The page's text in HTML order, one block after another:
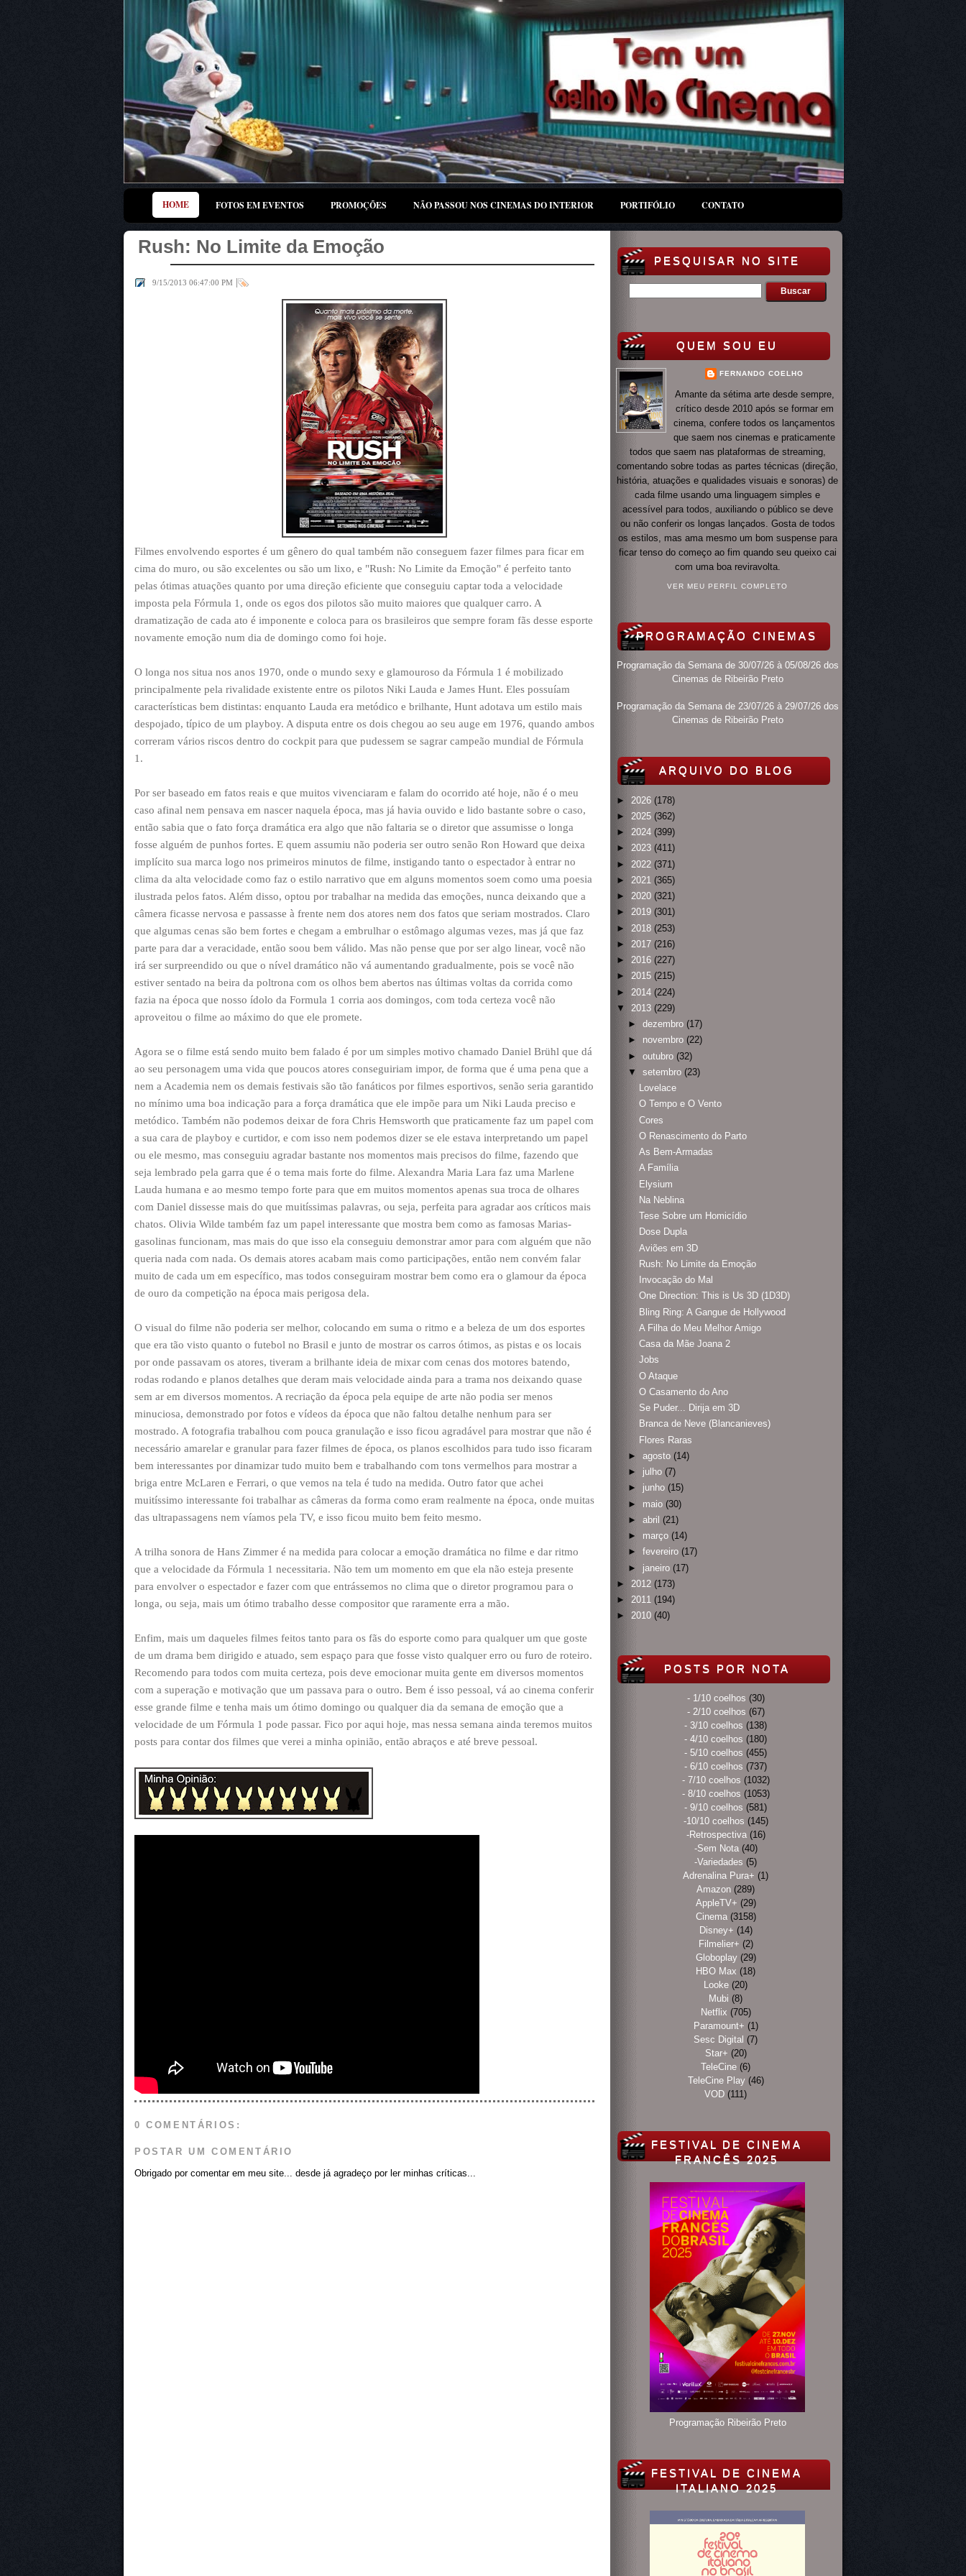
HOME FOTOS EM EVENTOS PROMOÇÕES NÃO PASSOU NOS CINEMAS DO INTERIOR PORTIFÓLIO CONTATO
Rush: No Limite da Emoção
9/15/2013 06:47:00 PM |
Filmes envolvendo esportes é um gênero do qual também não conseguem fazer filmes para ficar em
cima do muro, ou são excelentes ou são um lixo, e "Rush: No Limite da Emoção" é perfeito tanto
pelas ótimas atuações quanto por uma direção eficiente que conseguiu captar toda a velocidade
imposta pela Fórmula 1, onde os egos dos pilotos são muito maiores que qualquer carro. A
dramatização de cada ato é imponente e coloca para os brasileiros que sempre foram fãs desse esporte
novamente emoção num dia de domingo como foi hoje.
O longa nos situa nos anos 1970, onde o mundo sexy e glamouroso da Fórmula 1 é mobilizado
principalmente pela rivalidade existente entre os pilotos Niki Lauda e James Hunt. Eles possuíam
características bem distintas: enquanto Lauda era metódico e brilhante, Hunt adotava um estilo mais
despojado, típico de um playboy. A disputa entre os dois chegou ao seu auge em 1976, quando ambos
correram vários riscos dentro do cockpit para que pudessem se sagrar campeão mundial de Fórmula
1.
Por ser baseado em fatos reais e que muitos vivenciaram e falam do ocorrido até hoje, não é o meu
caso afinal nem pensava em nascer naquela época, mas já havia ouvido e lido bastante sobre o caso,
então sabia que o fato força dramática era algo que não faltaria se o diretor que assumisse o longa
fosse alguém de punhos fortes. E quem assumiu não poderia ser outro senão Ron Howard que deixa
implícito sua marca logo nos primeiros minutos de filme, instigando tanto o espectador à entrar no
clima da alta velocidade como faz o estilo narrativo que em alguns momentos soem como uma poesia
ilustrada pelos fatos. Além disso, optou por trabalhar na medida das emoções, nunca deixando que a
câmera ficasse nervosa e passasse à frente nem dos atores nem dos fatos que seriam mostrados. Claro
que algumas cenas são bem fortes e chegam a embrulhar o estômago algumas vezes, mas já que faz
parte para dar a veracidade, então soou bem válido. Mas não pense que por ser algo linear, você não
irá ser surpreendido ou que o nível dramático não vá aumentando gradualmente, pois se você não
estiver sentado na beira da poltrona com os olhos bem abertos nas últimas voltas da corrida como
fazia na época que nosso ídolo da Formula 1 corria aos domingos, com toda certeza você não
aproveitou o filme ao máximo do que ele promete.
Agora se o filme está sendo muito bem falado é por um simples motivo chamado Daniel Brühl que dá
ao seu personagem uma vida que poucos atores conseguiriam impor, de forma que é uma pena que a
nem a Academia nem os demais festivais são tão fanáticos por filmes esportivos, senão seria garantido
no mínimo uma boa indicação para a força dramática que ele impõe para um Niki Lauda preciso e
metódico. Também não podemos deixar de fora Chris Hemsworth que praticamente faz um papel com
a sua cara de playboy e curtidor, e com isso nem podemos dizer se ele estava interpretando um papel
ou ele mesmo, mas conseguiu agradar bastante nos momentos mais precisos do filme, fazendo que
seja lembrado pela garra que é o tema mais forte do filme. Alexandra Maria Lara faz uma Marlene
Lauda humana e ao mesmo tempo forte para que em muitos momentos apenas sua troca de olhares
com Daniel dissesse mais do que muitíssimas palavras, ou seja, perfeita para agradar aos críticos mais
chatos. Olivia Wilde também faz um papel interessante que mostra bem como as famosas Marias-
gasolinas funcionam, mas mais do que isso ela conseguiu demonstrar amor para com alguém que não
queria nada com nada. Os demais atores acabam mais como participações, então nem convém falar
muito de cada um em específico, mas todos conseguiram mostrar bem como era o glamour da época
de ouro da competição na época mais perigosa dela.
O visual do filme não poderia ser melhor, colocando em suma o ritmo e a beleza de um dos esportes
que era tão visto quanto o futebol no Brasil e junto de mostrar os carros ótimos, as pistas e os locais
por onde passavam os atores, tiveram a brilhante ideia de mixar com cenas dos motores batendo,
rodas rodando e planos detalhes que deram mais velocidade ainda para a trama nos deixando quase
sem ar em diversos momentos. A recriação da época pela equipe de arte não podia ser menos
minuciosa, demonstrado por fotos e vídeos da época que não faltou detalhe nenhum para ser
mostrado. A fotografia trabalhou com pouca granulação e isso ficou agradável para mostrar que não é
necessário amarelar e granular para fazer filmes de época, os planos escolhidos para tudo isso ficaram
bem interessantes por dinamizar tudo muito bem e trabalhando com tons vermelhos para mostrar a
briga entre McLaren e Ferrari, o que vemos na tela é tudo na medida. Outro fator que achei
muitíssimo interessante foi trabalhar as câmeras da forma como eram realmente na época, onde muitas
das ultrapassagens nem víamos pela TV, e isso ficou muito bem feito mesmo.
A trilha sonora de Hans Zimmer é na medida para colocar a emoção dramática no filme e dar ritmo
que a velocidade da Fórmula 1 necessitaria. Não tem um momento em que ela não esteja presente
para envolver o espectador e fazer com que entrássemos no clima que o diretor programou para o
longa, ou seja, mais um ótimo trabalho desse compositor que raramente erra a mão.
Enfim, mais um daqueles filmes feitos tanto para os fãs do esporte como para qualquer um que goste
de um drama bem dirigido e atuado, sem espaço para que fosse visto qualquer erro ou furo de roteiro.
Recomendo para todos com muita certeza, pois deve emocionar muita gente em diversos momentos
com a superação e motivação que um passava para o outro. Bem é isso pessoal, vá ao cinema conferir
esse grande filme e tenha mais um ótimo domingo ou qualquer dia da semana de emoção que a
velocidade de um Fórmula 1 pode passar. Fico por aqui hoje, mas nessa semana ainda teremos muitos
posts para contar dos filmes que verei a minha opinião, então abraços e até breve pessoal.
0 COMENTÁRIOS:
POSTAR UM COMENTÁRIO
Obrigado por comentar em meu site... desde já agradeço por ler minhas críticas...
PESQUISAR NO SITE
QUEM SOU EU
FERNANDO COELHO
Amante da sétima arte desde sempre,
crítico desde 2010 após se formar em
cinema, confere todos os lançamentos
que saem nos cinemas e praticamente
todos que saem nas plataformas de streaming,
comentando sobre todas as partes técnicas (direção,
história, atuações e qualidades visuais e sonoras) de
cada filme usando uma linguagem simples e
acessível para todos, auxiliando o público se deve
ou não conferir os longas lançados. Gosta de todos
os estilos, mas ama mesmo um bom suspense para
ficar tenso do começo ao fim quando seu queixo cai
com uma boa reviravolta.
VER MEU PERFIL COMPLETO
PROGRAMAÇÃO CINEMAS
Programação da Semana de 30/07/26 à 05/08/26 dos
Cinemas de Ribeirão Preto
Programação da Semana de 23/07/26 à 29/07/26 dos
Cinemas de Ribeirão Preto
ARQUIVO DO BLOG
► 2026 (178)
► 2025 (362)
► 2024 (399)
► 2023 (411)
► 2022 (371)
► 2021 (365)
► 2020 (321)
► 2019 (301)
► 2018 (253)
► 2017 (216)
► 2016 (227)
► 2015 (215)
► 2014 (224)
▼
2013 (229)
► dezembro (17)
► novembro (22)
► outubro (32)
▼
setembro (23)
Lovelace
O Tempo e O Vento
Cores
O Renascimento do Parto
As Bem-Armadas
A Família
Elysium
Na Neblina
Tese Sobre um Homicídio
Dose Dupla
Aviões em 3D
Rush: No Limite da Emoção
Invocação do Mal
One Direction: This is Us 3D (1D3D)
Bling Ring: A Gangue de Hollywood
A Filha do Meu Melhor Amigo
Casa da Mãe Joana 2
Jobs
O Ataque
O Casamento do Ano
Se Puder... Dirija em 3D
Branca de Neve (Blancanieves)
Flores Raras
► agosto (14)
► julho (7)
► junho (15)
► maio (30)
► abril (21)
► março (14)
► fevereiro (17)
► janeiro (17)
► 2012 (173)
► 2011 (194)
► 2010 (40)
POSTS POR NOTA
- 1/10 coelhos (30)
- 2/10 coelhos (67)
- 3/10 coelhos (138)
- 4/10 coelhos (180)
- 5/10 coelhos (455)
- 6/10 coelhos (737)
- 7/10 coelhos (1032)
- 8/10 coelhos (1053)
- 9/10 coelhos (581)
-10/10 coelhos (145)
-Retrospectiva (16)
-Sem Nota (40)
-Variedades (5)
Adrenalina Pura+ (1)
Amazon (289)
AppleTV+ (29)
Cinema (3158)
Disney+ (14)
Filmelier+ (2)
Globoplay (29)
HBO Max (18)
Looke (20)
Mubi (8)
Netflix (705)
Paramount+ (1)
Sesc Digital (7)
Star+ (20)
TeleCine (6)
TeleCine Play (46)
VOD (111)
FESTIVAL DE CINEMA
FRANCÊS 2025
Programação Ribeirão Preto
FESTIVAL DE CINEMA
ITALIANO 2025